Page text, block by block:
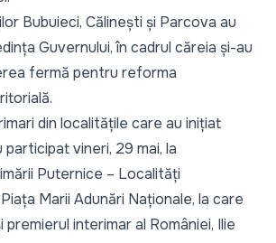
Bubuieci, Călinești și Parcova au
Guvernului, în cadrul căreia și-au
fermă pentru reforma
din localitățile care au inițiat
participat vineri, 29 mai, la
Puternice – Localități
Marii Adunări Naționale, la care
interimar al României, Ilie